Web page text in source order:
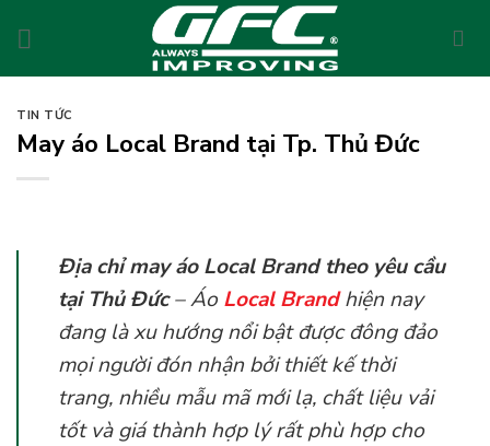
TIN TỨC
May áo Local Brand tại Tp. Thủ Đức
Địa chỉ may áo Local Brand theo yêu cầu
tại Thủ Đức– Áo Local Brandhiện nay
đang là xu hướng nổi bật được đông đảo
mọi người đón nhận bởi thiết kế thời
trang, nhiều mẫu mã mới lạ, chất liệu vải
tốt và giá thành hợp lý rất phù hợp cho